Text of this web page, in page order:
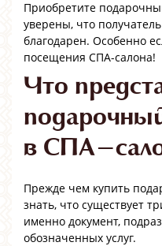
Приобретите
уверены, что
благодарен. Особенно
посещения СПА-салона!
Что
в СПА-
Прежде чем купить
знать, что существует
именно документ,
обозначенных услуг.